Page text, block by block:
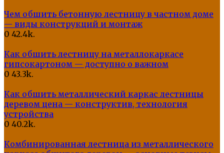
Чем обшить бетонную лестницу в частном доме
— виды конструкций и монтаж
0 42.4k.
Как обшить лестницу на металлокаркасе
гипсокартоном — доступно о важном
0 43.3k.
Как обшить металлический каркас лестницы
деревом цена — конструктив, технология
устройства
0 40.2k.
Комбинированная лестница из металлического